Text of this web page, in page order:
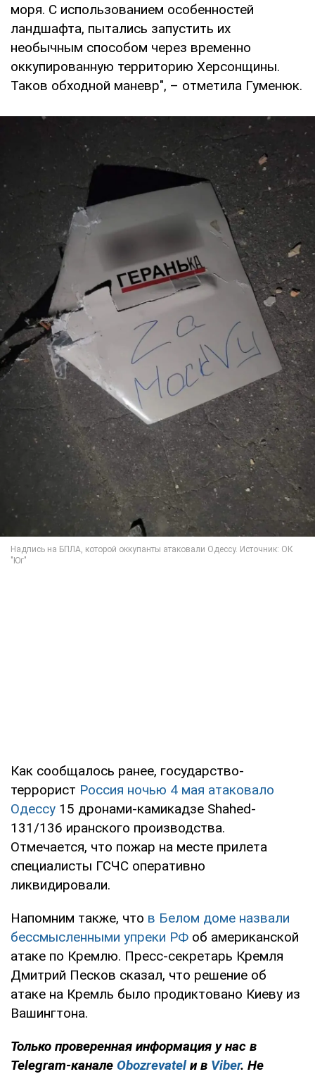
моря. С использованием особенностей
ландшафта, пытались запустить их
необычным способом через временно
оккупированную территорию Херсонщины.
Таков обходной маневр", – отметила Гуменюк.
Как сообщалось ранее, государство-
террорист Россия ночью 4 мая атаковало
Одессу 15 дронами-камикадзе Shahed-
131/136 иранского производства.
Отмечается, что пожар на месте прилета
специалисты ГСЧС оперативно
ликвидировали.
Напомним также, что в Белом доме назвали
бессмысленными упреки РФ об американской
атаке по Кремлю. Пресс-секретарь Кремля
Дмитрий Песков сказал, что решение об
атаке на Кремль было продиктовано Киеву из
Вашингтона.
Только проверенная информация у нас в
Telegram-канале Obozrevatel и в Viber. Не